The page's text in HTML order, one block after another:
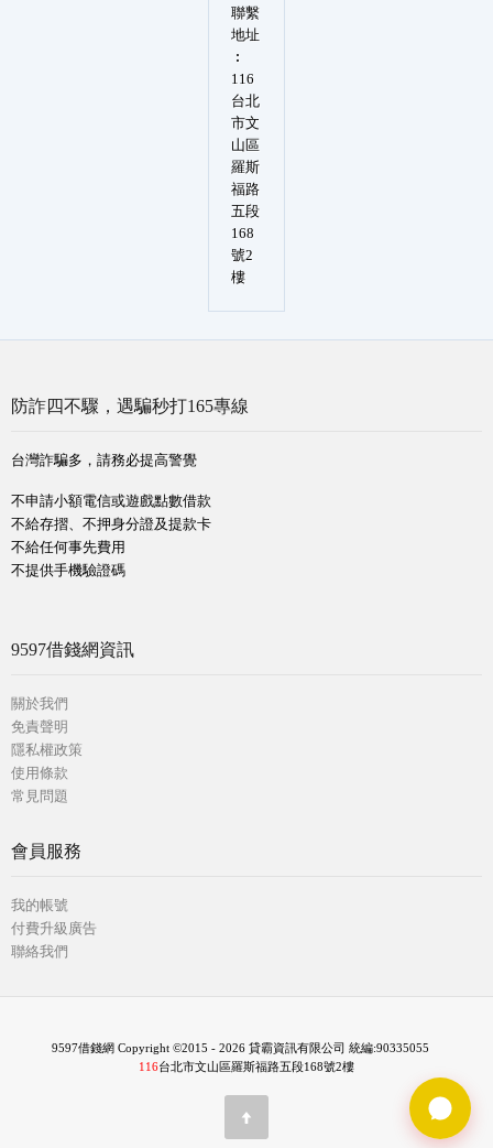
聯繫
地址
︰
116
台北
市文
山區
羅斯
福路
五段
168
號2
樓
防詐四不驟，遇騙秒打165專線
台灣詐騙多，請務必提高警覺
不申請小額電信或遊戲點數借款
不給存摺、不押身分證及提款卡
不給任何事先費用
不提供手機驗證碼
9597借錢網資訊
關於我們
免責聲明
隱私權政策
使用條款
常見問題
會員服務
我的帳號
付費升級廣告
聯絡我們
9597借錢網 Copyright ©2015 - 2026 貸霸資訊有限公司 統編:90335055
116台北市文山區羅斯福路五段168號2樓